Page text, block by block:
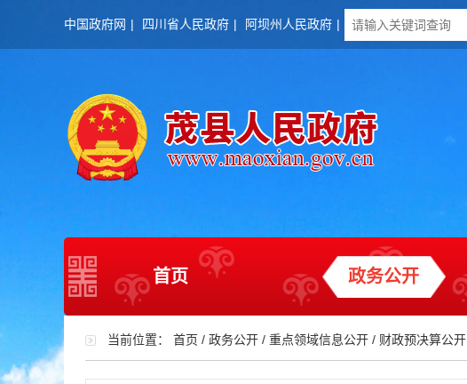
中国政府网 | 四川省人民政府 | 阿坝州人民政府 |
首页 政务公开
当前位置： 首页 / 政务公开 / 重点领域信息公开 / 财政预决算公开